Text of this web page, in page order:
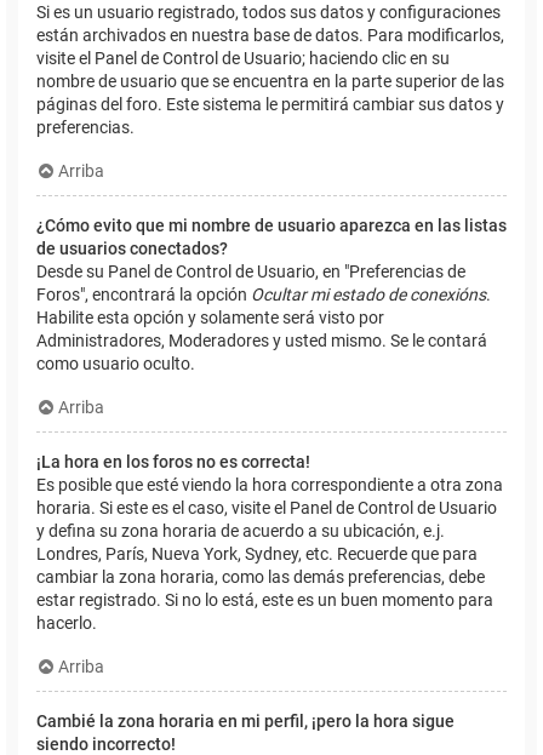
Si es un usuario registrado, todos sus datos y configuraciones
están archivados en nuestra base de datos. Para modificarlos,
visite el Panel de Control de Usuario; haciendo clic en su
nombre de usuario que se encuentra en la parte superior de las
páginas del foro. Este sistema le permitirá cambiar sus datos y
preferencias.
Arriba
¿Cómo evito que mi nombre de usuario aparezca en las listas
de usuarios conectados?
Desde su Panel de Control de Usuario, en "Preferencias de
Foros", encontrará la opción Ocultar mi estado de conexións.
Habilite esta opción y solamente será visto por
Administradores, Moderadores y usted mismo. Se le contará
como usuario oculto.
Arriba
¡La hora en los foros no es correcta!
Es posible que esté viendo la hora correspondiente a otra zona
horaria. Si este es el caso, visite el Panel de Control de Usuario
y defina su zona horaria de acuerdo a su ubicación, e.j.
Londres, París, Nueva York, Sydney, etc. Recuerde que para
cambiar la zona horaria, como las demás preferencias, debe
estar registrado. Si no lo está, este es un buen momento para
hacerlo.
Arriba
Cambié la zona horaria en mi perfil, ¡pero la hora sigue
siendo incorrecto!